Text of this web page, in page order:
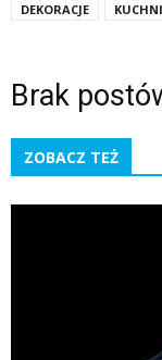
DEKORACJE
Brak
ZOBACZ TEŻ